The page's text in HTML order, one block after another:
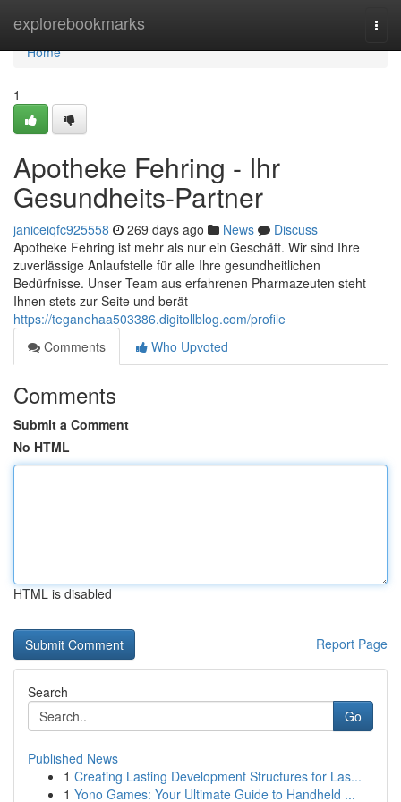
explorebookmarks
Home
Home
1
Apotheke Fehring - Ihr
Gesundheits-Partner
janiceiqfc925558 269 days ago News
Discuss
Apotheke Fehring ist mehr als nur ein Geschäft. Wir sind Ihre
zuverlässige Anlaufstelle für alle Ihre gesundheitlichen
Bedürfnisse. Unser Team aus erfahrenen Pharmazeuten steht
Ihnen stets zur Seite und berät
https://teganehaa503386.digitollblog.com/profile
Comments
Who Upvoted
Comments
Submit a Comment
No HTML
HTML is disabled
Report Page
Search
Go
Published News
1 Creating Lasting Development Structures for Las...
1 Yono Games: Your Ultimate Guide to Handheld ...